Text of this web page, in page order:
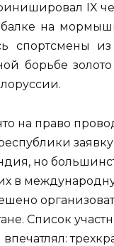
IX
на
спортсмены
борьбе
на право
но
в
Список